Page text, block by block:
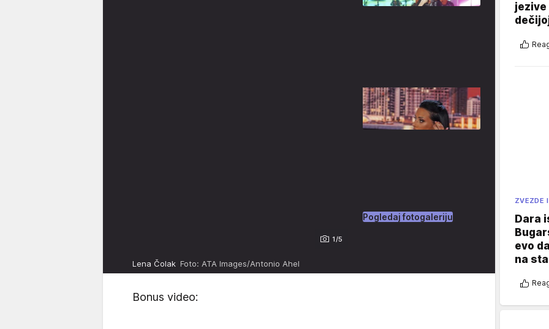
1/5
Pogledaj fotogaleriju
Lena Čolak Foto: ATA Images/Antonio Ahel
Bonus video:
jezive
ZVEZDE
Dara
evo
na